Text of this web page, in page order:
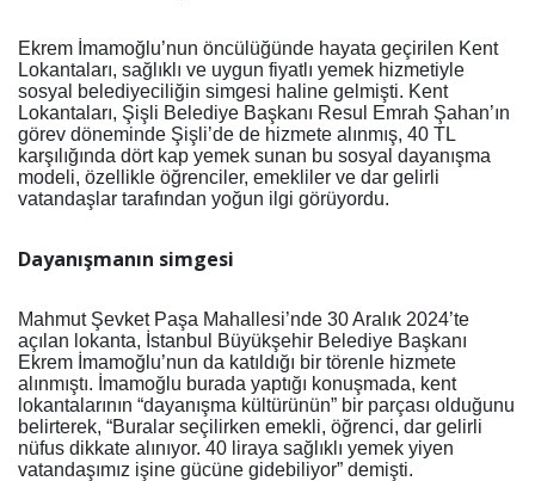
Ekrem İmamoğlu’nun öncülüğünde hayata geçirilen Kent
Lokantaları, sağlıklı ve uygun fiyatlı yemek hizmetiyle
sosyal belediyeciliğin simgesi haline gelmişti. Kent
Lokantaları, Şişli Belediye Başkanı Resul Emrah Şahan’ın
görev döneminde Şişli’de de hizmete alınmış, 40 TL
karşılığında dört kap yemek sunan bu sosyal dayanışma
modeli, özellikle öğrenciler, emekliler ve dar gelirli
vatandaşlar tarafından yoğun ilgi görüyordu.
Dayanışmanın simgesi
Mahmut Şevket Paşa Mahallesi’nde 30 Aralık 2024’te
açılan lokanta, İstanbul Büyükşehir Belediye Başkanı
Ekrem İmamoğlu’nun da katıldığı bir törenle hizmete
alınmıştı. İmamoğlu burada yaptığı konuşmada, kent
lokantalarının “dayanışma kültürünün” bir parçası olduğunu
belirterek, “Buralar seçilirken emekli, öğrenci, dar gelirli
nüfus dikkate alınıyor. 40 liraya sağlıklı yemek yiyen
vatandaşımız işine gücüne gidebiliyor” demişti.